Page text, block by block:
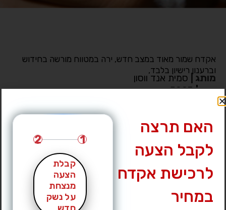
אקדח שמור מאוד במצב חדש, ירה במטווח מורשה בחידוש
וברענון רישיון בלבד,
מותג | סמית אנד ווסון
דגם|
5903
לחץ לצפייה במס’ טלפון »
האם תרצה
לקבל הצעה
לרכישת אקדח
במחיר
1
2
קבלת
הצעה
מנצחת
על נשק